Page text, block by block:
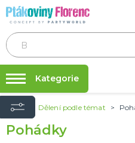
Půjčovna kostýmů
Párty výzdoba na klíč
Kategorie
ROZLUČKA SE SVOBODOU
Doplňky pro nevěstu
Úvod Dělení podle témat
Pohádky